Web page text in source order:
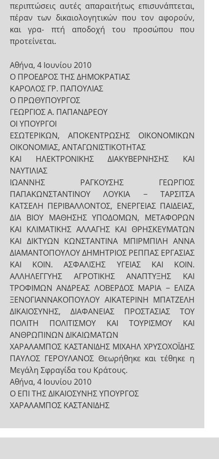
περιπτώσεις αυτές απαραιτήτως επισυνάπτεται,
πέραν των δικαιολογητικών που τον αφορούν,
και γρα- πτή αποδοχή του προσώπου που
προτείνεται.
Αθήνα, 4 Ιουνίου 2010
Ο ΠΡΟΕΔΡΟΣ ΤΗΣ ΔΗΜΟΚΡΑΤΙΑΣ
ΚΑΡΟΛΟΣ ΓΡ. ΠΑΠΟΥΛΙΑΣ
Ο ΠΡΩΘΥΠΟΥΡΓΟΣ
ΓΕΩΡΓΙΟΣ Α. ΠΑΠΑΝΔΡΕΟΥ
ΟΙ ΥΠΟΥΡΓΟΙ
ΕΣΩΤΕΡΙΚΩΝ, ΑΠΟΚΕΝΤΡΩΣΗΣ ΟΙΚΟΝΟΜΙΚΩΝ
ΟΙΚΟΝΟΜΙΑΣ, ΑΝΤΑΓΩΝΙΣΤΙΚΟΤΗΤΑΣ
ΚΑΙ ΗΛΕΚΤΡΟΝΙΚΗΣ ΔΙΑΚΥΒΕΡΝΗΣΗΣ ΚΑΙ
ΝΑΥΤΙΛΙΑΣ
ΙΩΑΝΝΗΣ ΡΑΓΚΟΥΣΗΣ ΓΕΩΡΓΙΟΣ
ΠΑΠΑΚΩΝΣΤΑΝΤΙΝΟΥ ΛΟΥΚΙΑ − ΤΑΡΣΙΤΣΑ
ΚΑΤΣΕΛΗ ΠΕΡΙΒΑΛΛΟΝΤΟΣ, ΕΝΕΡΓΕΙΑΣ ΠΑΙΔΕΙΑΣ,
ΔΙΑ ΒΙΟΥ ΜΑΘΗΣΗΣ ΥΠΟΔΟΜΩΝ, ΜΕΤΑΦΟΡΩΝ
ΚΑΙ ΚΛΙΜΑΤΙΚΗΣ ΑΛΛΑΓΗΣ ΚΑΙ ΘΡΗΣΚΕΥΜΑΤΩΝ
ΚΑΙ ΔΙΚΤΥΩΝ ΚΩΝΣΤΑΝΤΙΝΑ ΜΠΙΡΜΠΙΛΗ ΑΝΝΑ
ΔΙΑΜΑΝΤΟΠΟΥΛΟΥ ΔΗΜΗΤΡΙΟΣ ΡΕΠΠΑΣ ΕΡΓΑΣΙΑΣ
ΚΑΙ ΚΟΙΝ. ΑΣΦΑΛΙΣΗΣ ΥΓΕΙΑΣ ΚΑΙ ΚΟΙΝ.
ΑΛΛΗΛΕΓΓΥΗΣ ΑΓΡΟΤΙΚΗΣ ΑΝΑΠΤΥΞΗΣ ΚΑΙ
ΤΡΟΦΙΜΩΝ ΑΝΔΡΕΑΣ ΛΟΒΕΡΔΟΣ ΜΑΡΙΑ − ΕΛΙΖΑ
ΞΕΝΟΓΙΑΝΝΑΚΟΠΟΥΛΟΥ ΑΙΚΑΤΕΡΙΝΗ ΜΠΑΤΖΕΛΗ
ΔΙΚΑΙΟΣΥΝΗΣ, ΔΙΑΦΑΝΕΙΑΣ ΠΡΟΣΤΑΣΙΑΣ ΤΟΥ
ΠΟΛΙΤΗ ΠΟΛΙΤΙΣΜΟΥ ΚΑΙ ΤΟΥΡΙΣΜΟΥ ΚΑΙ
ΑΝΘΡΩΠΙΝΩΝ ΔΙΚΑΙΩΜΑΤΩΝ
ΧΑΡΑΛΑΜΠΟΣ ΚΑΣΤΑΝΙΔΗΣ ΜΙΧΑΗΛ ΧΡΥΣΟΧΟΪΔΗΣ
ΠΑΥΛΟΣ ΓΕΡΟΥΛΑΝΟΣ Θεωρήθηκε και τέθηκε η
Μεγάλη Σφραγίδα του Κράτους.
Αθήνα, 4 Ιουνίου 2010
Ο ΕΠΙ ΤΗΣ ΔΙΚΑΙΟΣΥΝΗΣ ΥΠΟΥΡΓΟΣ
ΧΑΡΑΛΑΜΠΟΣ ΚΑΣΤΑΝΙΔΗΣ